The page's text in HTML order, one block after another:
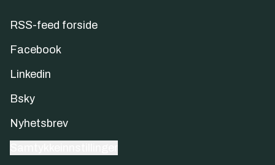
RSS-feed forside
Facebook
Linkedin
Bsky
Nyhetsbrev